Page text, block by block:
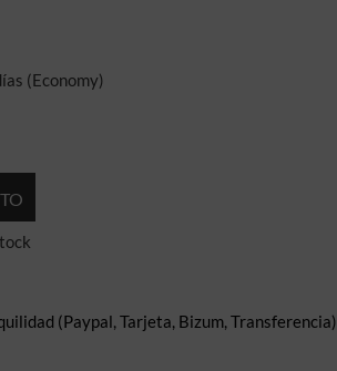
(Economy)
(Paypal, Tarjeta, Bizum, Transferencia)